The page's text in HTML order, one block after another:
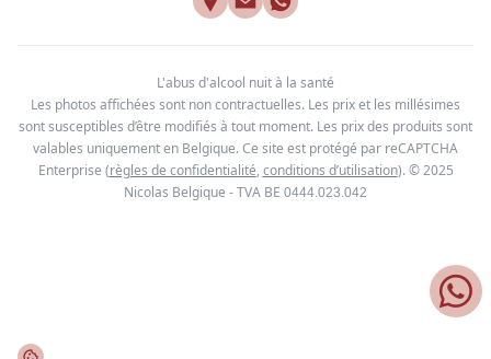
L'abus d'alcool nuit à la santé
Les photos affichées sont non contractuelles. Les prix et les millésimes
sont susceptibles d’être modifiés à tout moment. Les prix des produits sont
valables uniquement en Belgique. Ce site est protégé par reCAPTCHA
Enterprise (règles de confidentialité, conditions d’utilisation). © 2025
Nicolas Belgique - TVA BE 0444.023.042